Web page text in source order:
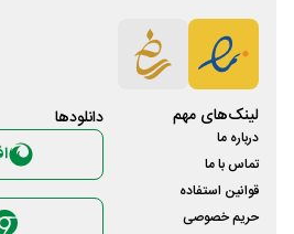
لینک‌های مهم
درباره ما
تماس با ما
قوانین استفاده
حریم خصوصی
دانلود‌ها